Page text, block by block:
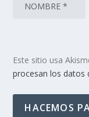
Este sitio usa
procesan los datos
HACEMOS